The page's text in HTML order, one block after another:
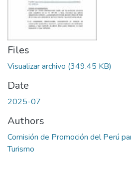
Files
Visualizar archivo (349.45 KB)
Date
2025-07
Authors
Comisión de Promoción del Perú
Turismo